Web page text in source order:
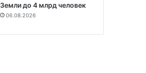
Земли до 4 млрд человек
06.08.2026